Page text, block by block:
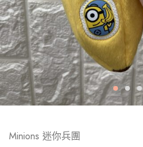
Minions 迷你兵團